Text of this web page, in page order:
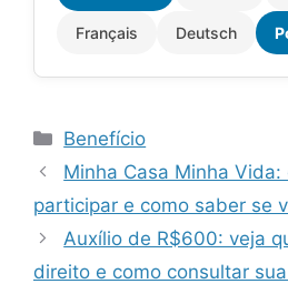
Français Deutsch
Categorias
Benefício
Minha Casa Minha Vida:
participar e como saber se
Auxílio de R$600: veja
direito e como consultar